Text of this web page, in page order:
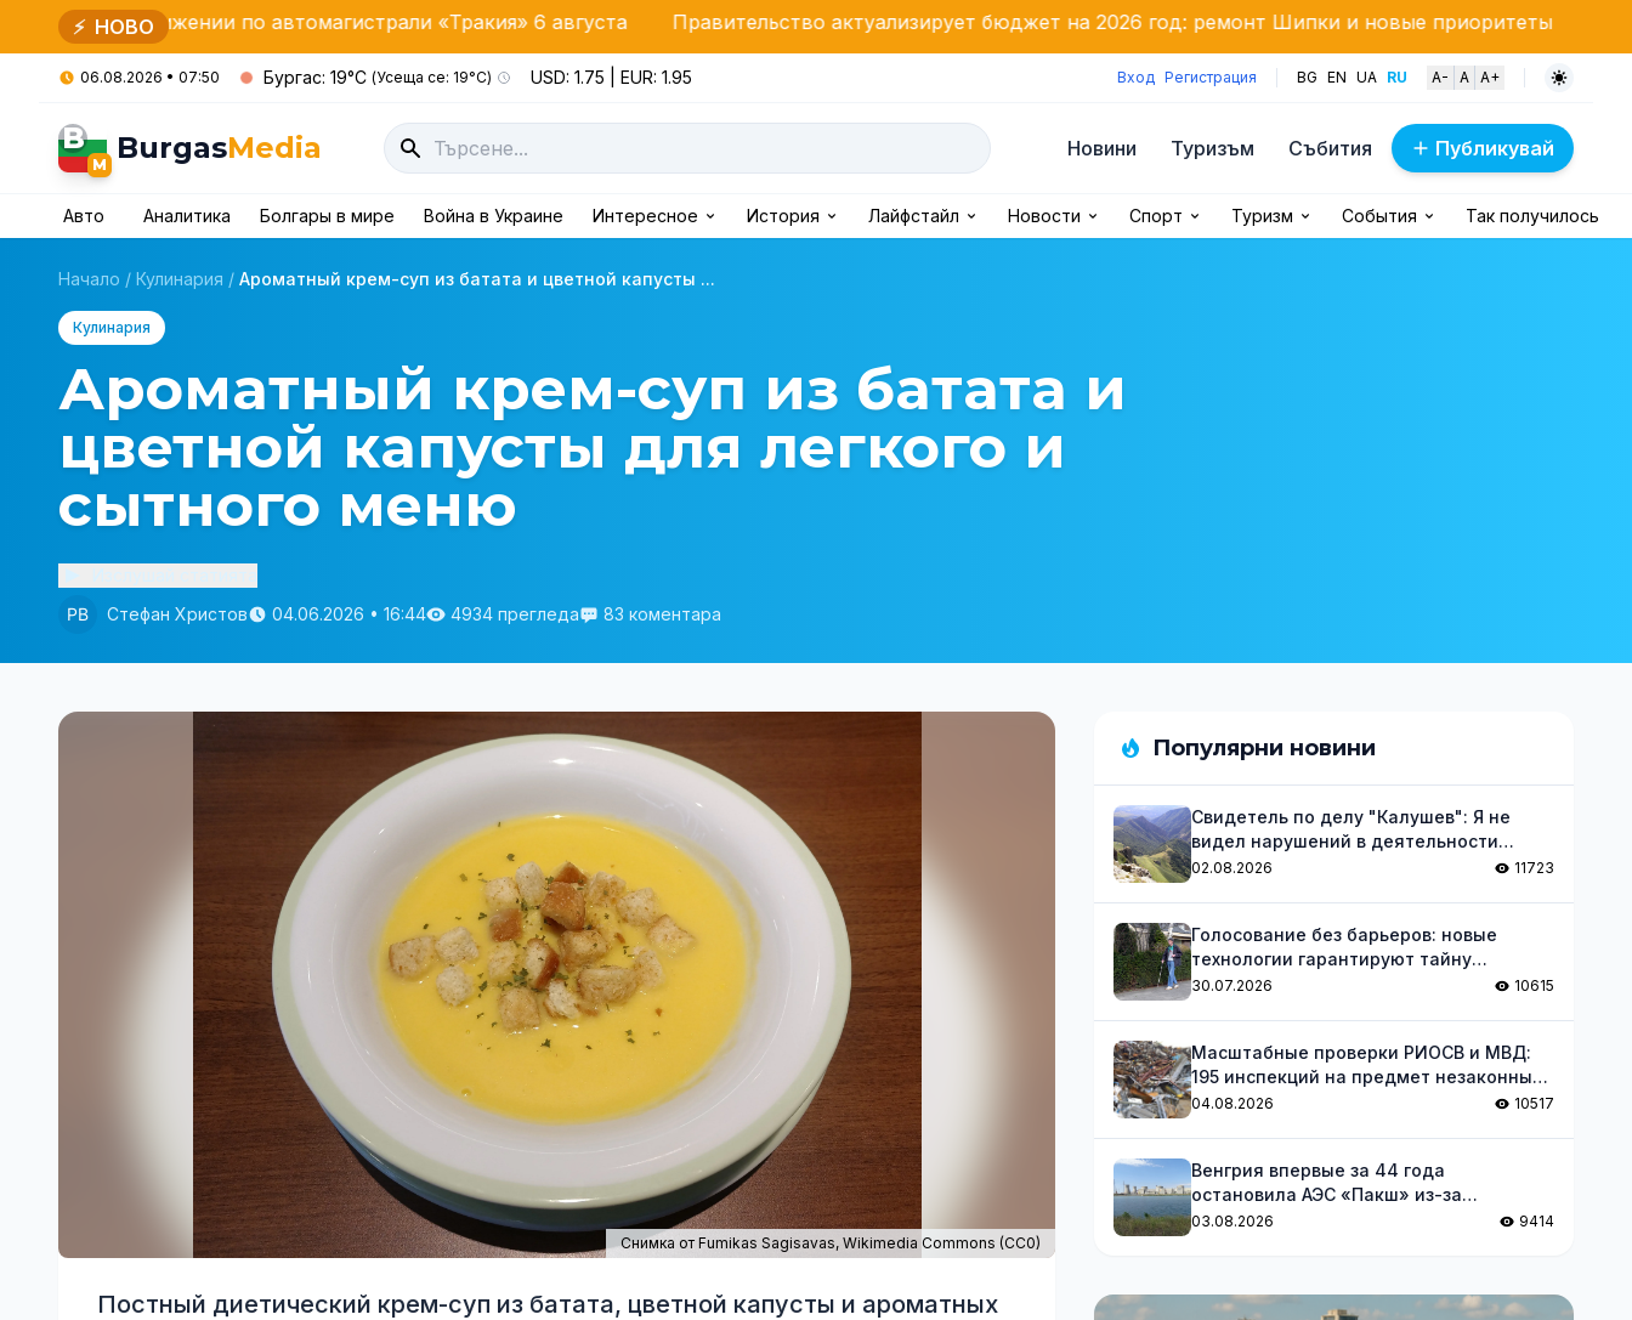
⚡ НОВО
по автомагистрали «Тракия» 6 августа Правительство актуализирует бюджет на 2026 год: ремонт Шипки и новые приоритеты Spice Music Festival
06.08.2026 • 07:50 Бургас: 19°C (Усеща се: 19°C) USD: 1.75 | EUR: 1.95 Вход Регистрация BG EN UA RU A- A A+
B
M BurgasMedia Новини Туризъм Събития Публикувай
Авто Аналитика Болгары в мире Война в Украине Интересное История Лайфстайл Новости Спорт Туризм События Так получилось
Начало / Кулинария / Ароматный крем-суп из батата и цветной капусты ...
Кулинария
Ароматный крем-суп из батата и
цветной капусты для легкого и
сытного меню
Стефан Христов
04.06.2026 • 16:44 4934 прегледа 83 коментара
Снимка от Fumikas Sagisavas,Wikimedia Commons (CC0)
Постный диетический крем-суп из батата, цветной капусты и ароматных
Популярни новини
Свидетель по делу "Калушев": Я не
видел нарушений в деятельности
группы
02.08.2026 11723
Голосование без барьеров: новые
технологии гарантируют тайну
голосования для незрячих
30.07.2026 10615
Масштабные проверки РИОСВ и МВД:
195 инспекций на предмет незаконных
отходов
04.08.2026 10517
Венгрия впервые за 44 года
остановила АЭС «Пакш» из-за
обмеления Дуная
03.08.2026 9414